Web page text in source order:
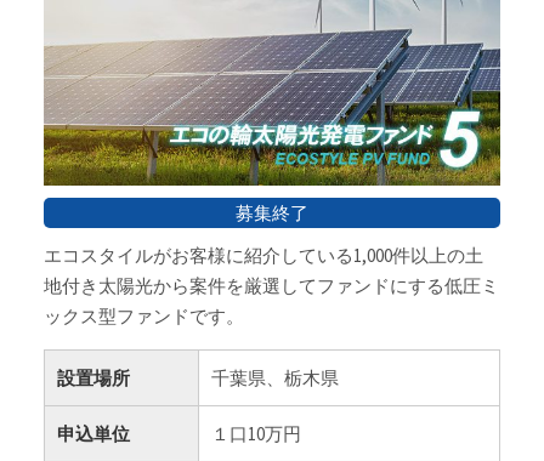
募集終了
エコスタイルがお客様に紹介している1,000件以上の土
地付き太陽光から案件を厳選してファンドにする低圧ミ
ックス型ファンドです。
設置場所 千葉県、栃木県
申込単位 １口10万円